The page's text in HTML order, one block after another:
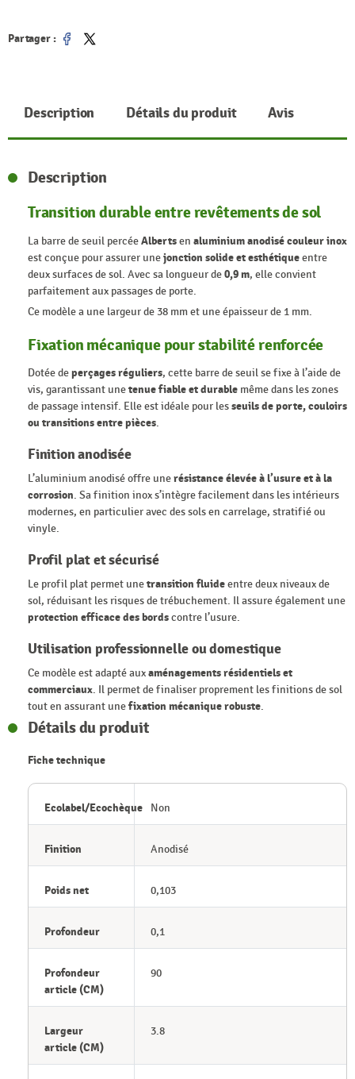
Partager :
Partager
Tweet
Description Détails du produit Avis
Description
Transition durable entre revêtements de sol
La barre de seuil percéeAlbertsen aluminium anodisé couleur inox
est conçue pour assurer unejonction solide et esthétiqueentre
deux surfaces de sol. Avec sa longueur de0,9 m, elle convient
parfaitement aux passages de porte.
Ce modèle a une largeur de 38 mm et une épaisseur de 1 mm.
Fixation mécanique pour stabilité renforcée
Dotée deperçages réguliers, cette barre de seuil se fixe à l’aide de
vis, garantissant unetenue fiable et durable même dans les zones
de passage intensif. Elle est idéale pour lesseuils de porte, couloirs
ou transitions entre pièces.
Finition anodisée
L’aluminium anodisé offre unerésistance élevée à l’usure et à la
corrosion. Sa finition inox s’intègre facilement dans les intérieurs
modernes, en particulier avec des sols en carrelage, stratifié ou
vinyle.
Profil plat et sécurisé
Le profil plat permet unetransition fluideentre deux niveaux de
sol, réduisant les risques de trébuchement. Il assure également une
protection efficace des bordscontre l’usure.
Utilisation professionnelle ou domestique
Ce modèle est adapté auxaménagements résidentiels et
commerciaux. Il permet de finaliser proprement les finitions de sol
tout en assurant unefixation mécanique robuste.
Détails du produit
Fiche technique
Ecolabel/Ecochèque Non
Finition Anodisé
Poids net 0,103
Profondeur 0,1
Profondeur
article (CM)
90
Largeur
article (CM)
3.8